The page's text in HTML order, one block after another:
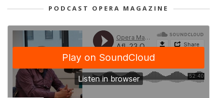
PODCAST OPERA MAGAZINE